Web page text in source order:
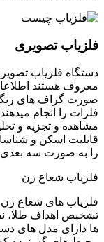
فلزیاب تصویری
دستگاه فلزیاب
معروف هستند
صورت گراف های رنگی
فلزات را انجام
مشاهده و تجزیه و
قابلیت اسکن و
را به صورت سه بعدی
فلزیاب شعاع زن
فلزیاب های شعاع زن
تشخیص اهداف طلا،
ها دارای مدل های